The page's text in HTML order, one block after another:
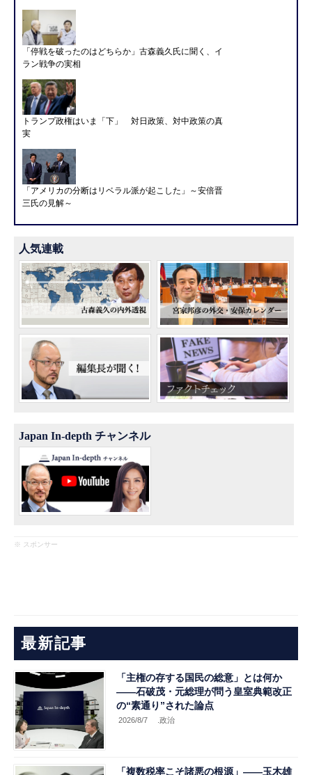
「停戦を破ったのはどちらか」古森義久氏に聞く、イ
ラン戦争の実相
トランプ政権はいま「下」 対日政策、対中政策の真
実
「アメリカの分断はリベラル派が起こした」～安倍晋
三氏の見解～
人気連載
Japan In-depth チャンネル
※ スポンサー
最新記事
「主権の存する国民の総意」とは何か
――石破茂・元総理が問う皇室典範改正
の“素通り”された論点
2026/8/7 .政治
「複数税率こそ諸悪の根源」――玉木雄